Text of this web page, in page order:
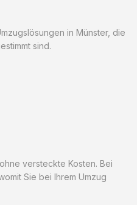
in Münster, die
sind.
versteckte Kosten. Bei
Sie bei Ihrem Umzug